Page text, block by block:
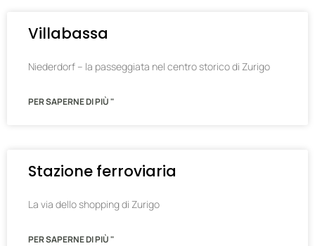
Villabassa
Niederdorf – la passeggiata nel centro storico di Zurigo
PER SAPERNE DI PIÙ "
Stazione ferroviaria
La via dello shopping di Zurigo
PER SAPERNE DI PIÙ "